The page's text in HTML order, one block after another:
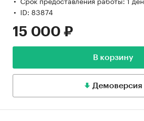
ID: 83874
15 000 ₽
В корзину
Демоверсия